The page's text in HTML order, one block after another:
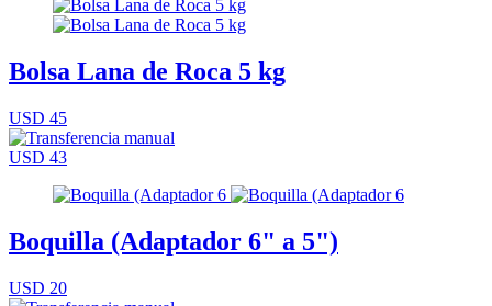
Bolsa Lana de Roca 5 kg
USD 45
USD 43
Boquilla (Adaptador 6" a 5")
USD 20